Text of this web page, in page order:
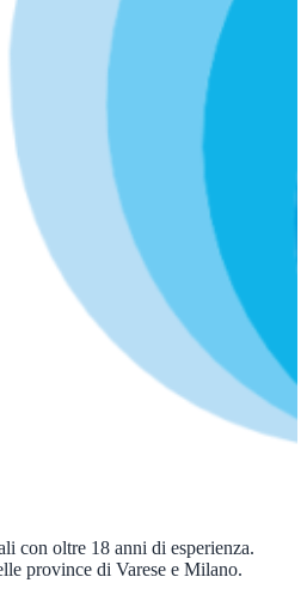
con oltre 18 anni di esperienza.
province di Varese e Milano.